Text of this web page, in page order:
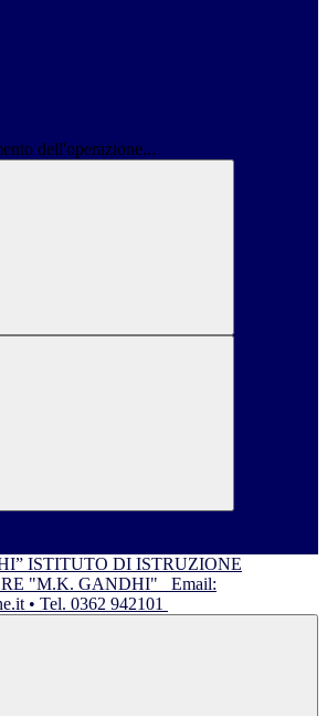
dell'operazione...
ISTITUTO DI ISTRUZIONE
"M.K. GANDHI"
Email:
• Tel. 0362 942101